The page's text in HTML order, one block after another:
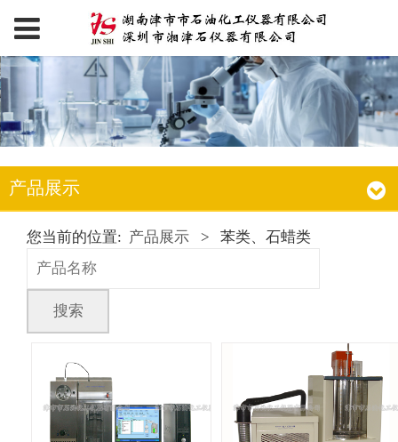
产品展示
您当前的位置: 产品展示 > 苯类、石蜡类
搜索